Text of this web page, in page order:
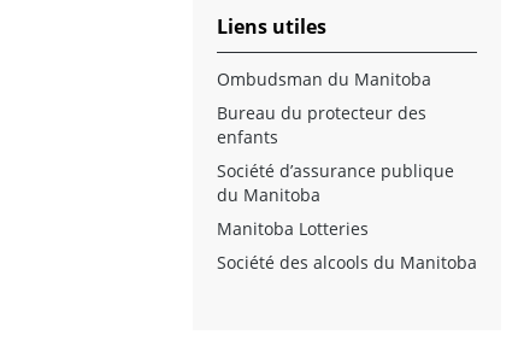
Liens utiles
Ombudsman du Manitoba
Bureau du protecteur des
enfants
Société d’assurance publique
du Manitoba
Manitoba Lotteries
Société des alcools du Manitoba